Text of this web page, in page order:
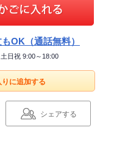
OK（通話無料）
日祝 9:00～18:00
りに追加する
シェアする